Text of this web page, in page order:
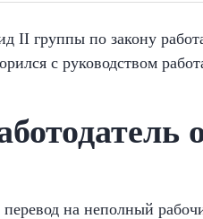
II группы по закону
с руководством
на неполный